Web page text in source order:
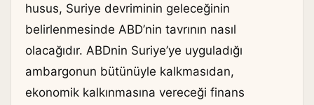
husus, Suriye devriminin geleceğinin
belirlenmesinde ABD’nin tavrının nasıl
olacağıdır. ABDnin Suriye’ye uyguladığı
ambargonun bütünüyle kalkmasıdan,
ekonomik kalkınmasına vereceği finans